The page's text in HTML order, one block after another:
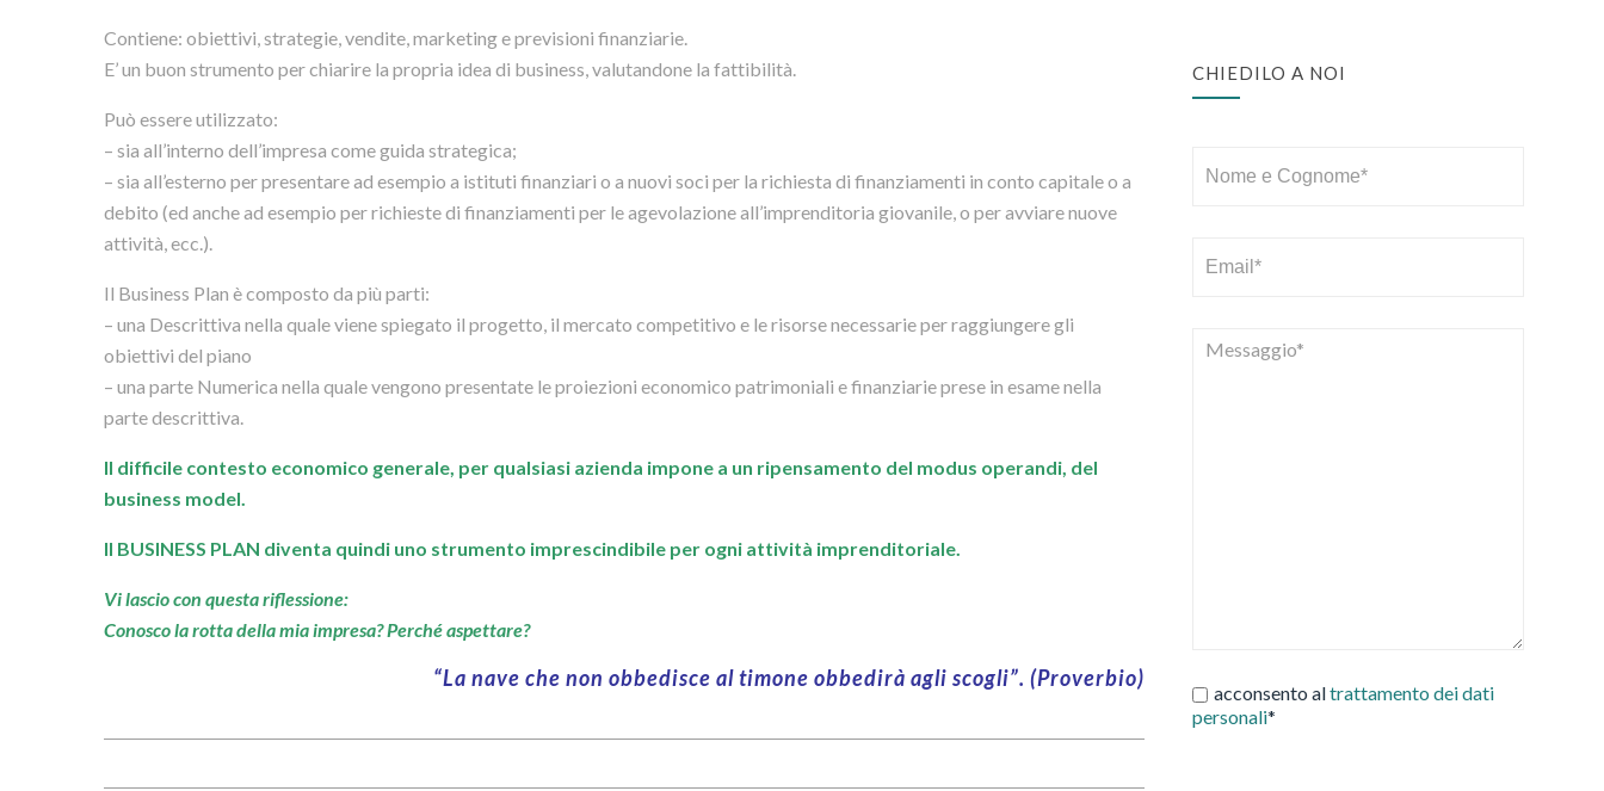
Contiene: obiettivi, strategie, vendite, marketing e previsioni finanziarie.
E’ un buon strumento per chiarire la propria idea di business, valutandone la fattibilità.
Può essere utilizzato:
– sia all’interno dell’impresa come guida strategica;
– sia all’esterno per presentare ad esempio a istituti finanziari o a nuovi soci per la richiesta di finanziamenti in conto capitale o a
debito (ed anche ad esempio per richieste di finanziamenti per le agevolazione all’imprenditoria giovanile, o per avviare nuove
attività, ecc.).
Il Business Plan è composto da più parti:
– una Descrittiva nella quale viene spiegato il progetto, il mercato competitivo e le risorse necessarie per raggiungere gli
obiettivi del piano
– una parte Numerica nella quale vengono presentate le proiezioni economico patrimoniali e finanziarie prese in esame nella
parte descrittiva.
Il difficile contesto economico generale, per qualsiasi azienda impone a un ripensamento del modus operandi, del
business model.
Il BUSINESS PLAN diventa quindi uno strumento imprescindibile per ogni attività imprenditoriale.
Vi lascio con questa riflessione:
Conosco la rotta della mia impresa? Perché aspettare?
“La nave che non obbedisce al timone obbedirà agli scogli”.(Proverbio)
CHIEDILO A NOI
acconsento altrattamento dei dati
personali*